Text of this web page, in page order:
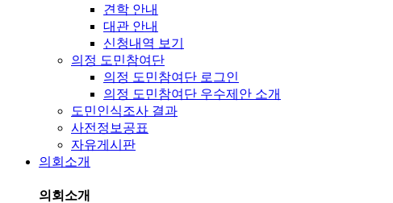
견학 안내
대관 안내
신청내역 보기
의정 도민참여단
의정 도민참여단 로그인
의정 도민참여단 우수제안 소개
도민인식조사 결과
사전정보공표
자유게시판
의회소개
의회소개